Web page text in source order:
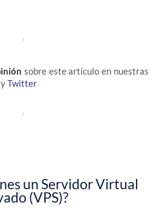
sobre este artículo en nuestras
yTwitter
un Servidor Virtual
(VPS)?